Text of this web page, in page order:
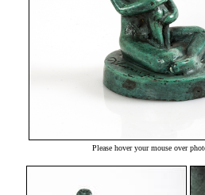
Please hover your mouse over